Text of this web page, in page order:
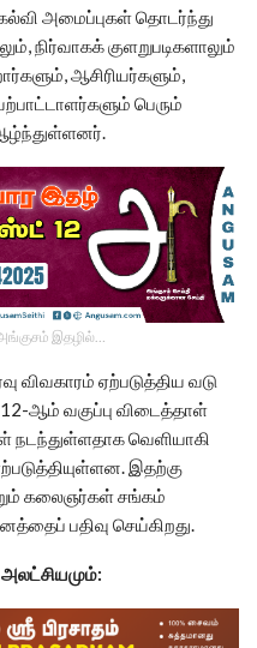
அமைப்புகள் தொடர்ந்து
நிர்வாகக் குளறுபடிகளாலும்
ஆசிரியர்களும்,
பெரும்
இதழில்…
விவகாரம் ஏற்படுத்திய வடு
ஆம் வகுப்பு விடைத்தாள்
நடந்துள்ளதாக வெளியாகி
இதற்கு
கலைஞர்கள் சங்கம்
பதிவு செய்கிறது.